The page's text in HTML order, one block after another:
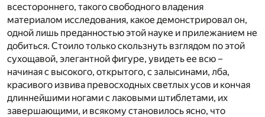
всестороннего, такого свободного владения
материалом исследования, какое демонстрировал он,
одной лишь преданностью этой науке и прилежанием не
добиться. Стоило только скользнуть взглядом по этой
сухощавой, элегантной фигуре, увидеть ее всю –
начиная с высокого, открытого, с залысинами, лба,
красивого извива превосходных светлых усов и кончая
длиннейшими ногами с лаковыми штиблетами, их
завершающими, и всякому становилось ясно, что